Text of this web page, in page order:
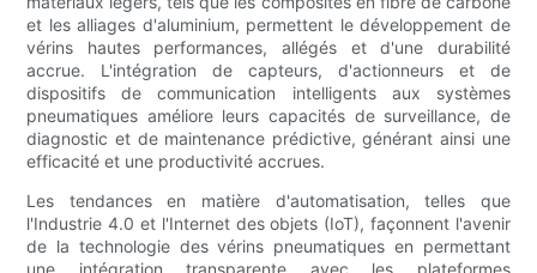
et les alliages d'aluminium, permettent le développement de
vérins hautes performances, allégés et d'une durabilité
accrue. L'intégration de capteurs, d'actionneurs et de
dispositifs de communication intelligents aux systèmes
pneumatiques améliore leurs capacités de surveillance, de
diagnostic et de maintenance prédictive, générant ainsi une
efficacité et une productivité accrues.
Les tendances en matière d'automatisation, telles que
l'Industrie 4.0 et l'Internet des objets (IoT), façonnent l'avenir
de la technologie des vérins pneumatiques en permettant